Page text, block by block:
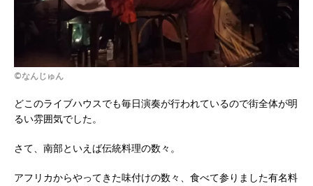
©なんじゅん
どこのライブハウスでも毎日演奏が行われているので街全体が明
るい雰囲気でした。
さて、南部といえば伝統料理の数々。
アフリカからやってきた味付けの数々、食べて参りました有名料